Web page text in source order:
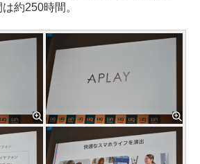
約250時間。